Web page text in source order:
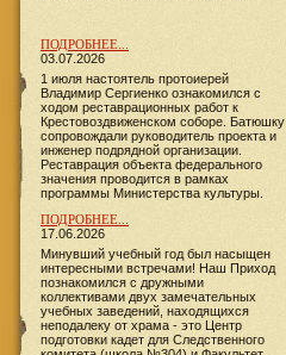
ПОДРОБНЕЕ...
03.07.2026
1 июля настоятель протоиерей
Владимир Сергиенко ознакомился с
ходом реставрационных работ к
Крестовоздвиженском соборе. Батюшку
сопровождали руководитель проекта и
инженер подрядной организации.
Реставрация объекта федерального
значения проводится в рамках
программы Министерства культуры.
ПОДРОБНЕЕ...
17.06.2026
​​​​​​Минувший учебный год был насыщен
интересными встречами! Наш Приход
познакомился с дружными
коллективами двух замечательных
учебных заведений, находящихся
неподалеку от храма - это Центр
подготовки кадет для Следственного